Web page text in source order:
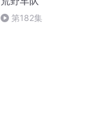
第182集